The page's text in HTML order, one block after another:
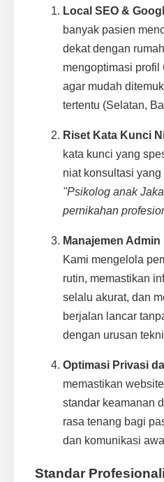
Local SEO &
banyak pasien
dekat dengan
mengoptimasi profil
agar mudah
tertentu (Selatan,
Riset Kata Kunci
kata kunci yang
niat konsultasi
"Psikolog anak
pernikahan
Manajemen
Kami mengelola
rutin, memastikan
selalu akurat, dan
berjalan lancar
dengan urusan
Optimasi Privasi
memastikan
standar keamanan
rasa tenang bagi
dan komunikasi
Standar